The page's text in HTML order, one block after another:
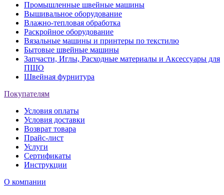
Промышленные швейные машины
Вышивальное оборудование
Влажно-тепловая обработка
Раскройное оборудование
Вязальные машины и принтеры по текстилю
Бытовые швейные машины
Запчасти, Иглы, Расходные материалы и Аксессуары для
ПШО
Швейная фурнитура
Покупателям
Условия оплаты
Условия доставки
Возврат товара
Прайс-лист
Услуги
Сертификаты
Инструкции
О компании